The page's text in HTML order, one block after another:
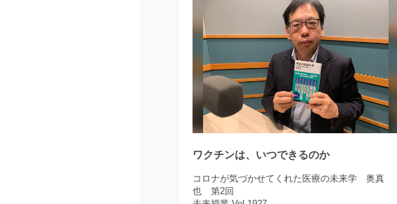
ワクチンは、いつできるのか
コロナが気づかせてくれた医療の未来学 奥真
也 第2回